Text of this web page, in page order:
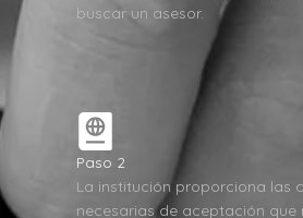
buscar un asesor.
Paso 2
La institución proporciona las
necesarias de aceptación que